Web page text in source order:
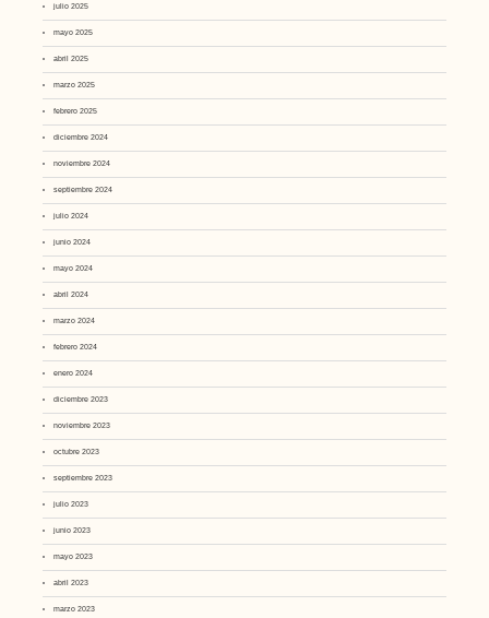
julio 2025
mayo 2025
abril 2025
marzo 2025
febrero 2025
diciembre 2024
noviembre 2024
septiembre 2024
julio 2024
junio 2024
mayo 2024
abril 2024
marzo 2024
febrero 2024
enero 2024
diciembre 2023
noviembre 2023
octubre 2023
septiembre 2023
julio 2023
junio 2023
mayo 2023
abril 2023
marzo 2023